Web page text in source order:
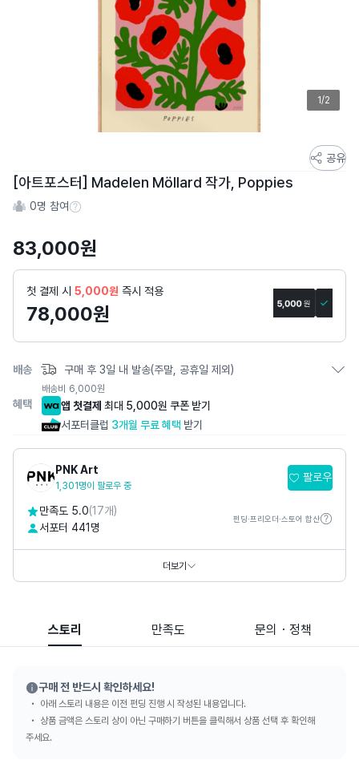
1/2
토
어
스
리
상
지
공유
[아트포스터] Madelen Möllard 작가, Poppies
0명 참여참여 수 정보
83,000원
첫 결제 시 5,000원 즉시 적용
78,000원
배송 구매 후 3일 내 발송(주말, 공휴일 제외)
배송비 6,000원
혜택 앱 첫결제 최대 5,000원 쿠폰 받기
서포터클럽 3개월 무료 혜택 받기
PNK Art
1,301명이 팔로우 중
팔로우
만족도 5.0(17개)
서포터 441명
펀딩·프리오더·스토어 합산
더보기
스토리 만족도 문의・정책
구매 전 반드시 확인하세요!
아래 스토리 내용은 이전 펀딩 진행 시 작성된 내용입니다.
상품 금액은 스토리 상이 아닌 구매하기 버튼을 클릭해서 상품 선택 후 확인해
주세요.